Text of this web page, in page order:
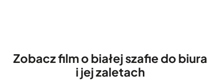
Zobacz film o białej szafie do biura
i jej zaletach